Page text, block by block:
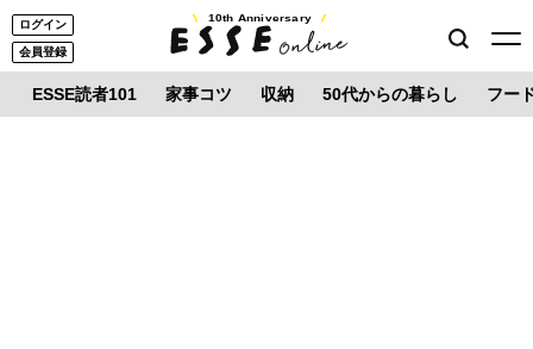
ログイン
会員登録
10th Anniversary
ESSE読者101 家事コツ 収納 50代からの暮らし フー